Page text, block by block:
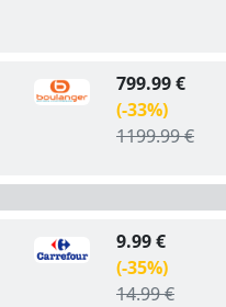
799.99 €
(-33%)
1199.99 €
9.99 €
(-35%)
14.99 €